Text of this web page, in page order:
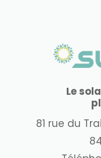
Le
81 rue du